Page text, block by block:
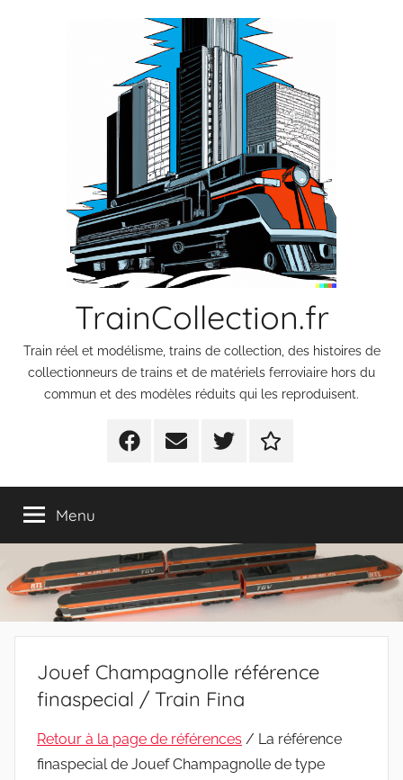
TrainCollection.fr
Train réel et modélisme, trains de collection, des histoires de
collectionneurs de trains et de matériels ferroviaire hors du
commun et des modèles réduits qui les reproduisent.
Facebook
E-
Twitter
Politique
cookies
Menu
Jouef Champagnolle référence
finaspecial / Train Fina
Retour à la page de références / La référence
finaspecial de Jouef Champagnolle de type